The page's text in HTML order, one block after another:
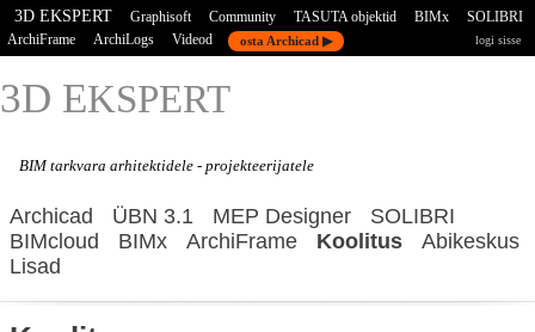
3D EKSPERT Graphisoft Community TASUTA objektid BIMx
SOLIBRI
ArchiFrame
ArchiLogs Videod osta Archicad ▶ logi sisse
3D EKSPERT
BIM tarkvara arhitektidele - projekteerijatele
Archicad ÜBN 3.1 MEP Designer
SOLIBRI
BIMcloud
BIMx ArchiFrame Koolitus
Abikeskus
Lisad